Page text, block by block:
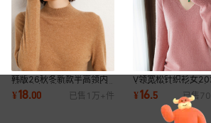
韩版26秋冬新款半高领内
搭套头长袖针织衫女士宽松
打底衫纯色毛衣
¥18.00 已售 1万+ 件
V领宽松针织衫女
冬新款外穿百搭毛衣
袖薄款洋气上衣
¥16.5 已售